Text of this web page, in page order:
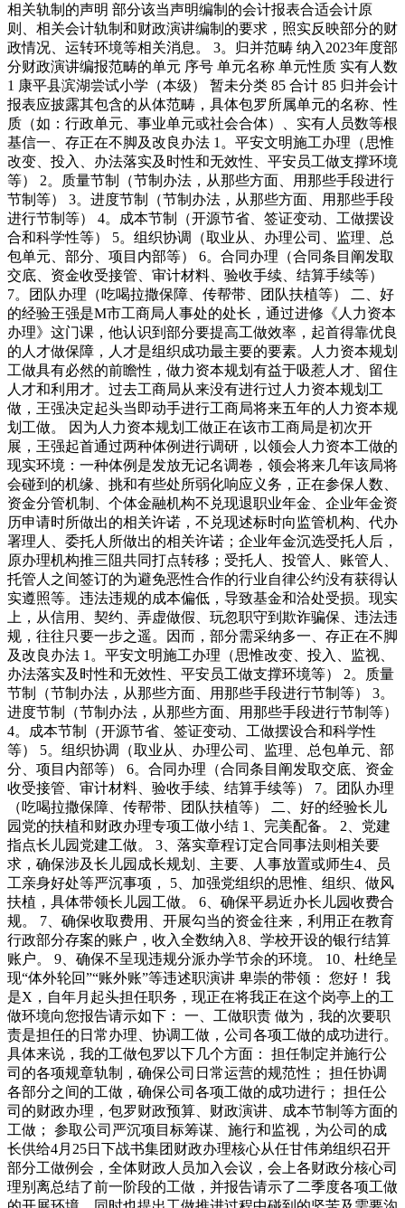
相关轨制的声明 部分该当声明编制的会计报表合适会计原
则、相关会计轨制和财政演讲编制的要求，照实反映部分的财
政情况、运转环境等相关消息。 3。归并范畴 纳入2023年度部
分财政演讲编报范畴的单元 序号 单元名称 单元性质 实有人数
1 康平县滨湖尝试小学（本级） 暂未分类 85 合计 85 归并会计
报表应披露其包含的从体范畴，具体包罗所属单元的名称、性
质（如：行政单元、事业单元或社会合体）、实有人员数等根
基信一、存正在不脚及改良办法 1。平安文明施工办理（思惟
改变、投入、办法落实及时性和无效性、平安员工做支撑环境
等） 2。质量节制（节制办法，从那些方面、用那些手段进行
节制等） 3。进度节制（节制办法，从那些方面、用那些手段
进行节制等） 4。成本节制（开源节省、签证变动、工做摆设
合和科学性等） 5。组织协调（取业从、办理公司、监理、总
包单元、部分、项目内部等） 6。合同办理（合同条目阐发取
交底、资金收受接管、审计材料、验收手续、结算手续等）
7。团队办理（吃喝拉撒保障、传帮带、团队扶植等） 二、好
的经验王强是M市工商局人事处的处长，通过进修《人力资本
办理》这门课，他认识到部分要提高工做效率，起首得靠优良
的人才做保障，人才是组织成功最主要的要素。人力资本规划
工做具有必然的前瞻性，做力资本规划有益于吸惹人才、留住
人才和利用才。过去工商局从来没有进行过人力资本规划工
做，王强决定起头当即动手进行工商局将来五年的人力资本规
划工做。 因为人力资本规划工做正在该市工商局是初次开
展，王强起首通过两种体例进行调研，以领会人力资本工做的
现实环境：一种体例是发放无记名调卷，领会将来几年该局将
会碰到的机缘、挑和有些处所弱化响应义务，正在参保人数、
资金分管机制、个体金融机构不兑现退职业年金、企业年金资
历申请时所做出的相关许诺，不兑现述标时向监管机构、代办
署理人、委托人所做出的相关许诺；企业年金沉选受托人后，
原办理机构推三阻共同打点转移；受托人、投管人、账管人、
托管人之间签订的为避免恶性合作的行业自律公约没有获得认
实遵照等。违法违规的成本偏低，导致基金和洽处受损。现实
上，从信用、契约、弄虚做假、玩忽职守到欺诈骗保、违法违
规，往往只要一步之遥。因而，部分需采纳多一、存正在不脚
及改良办法 1。平安文明施工办理（思惟改变、投入、监视、
办法落实及时性和无效性、平安员工做支撑环境等） 2。质量
节制（节制办法，从那些方面、用那些手段进行节制等） 3。
进度节制（节制办法，从那些方面、用那些手段进行节制等）
4。成本节制（开源节省、签证变动、工做摆设合和科学性
等） 5。组织协调（取业从、办理公司、监理、总包单元、部
分、项目内部等） 6。合同办理（合同条目阐发取交底、资金
收受接管、审计材料、验收手续、结算手续等） 7。团队办理
（吃喝拉撒保障、传帮带、团队扶植等） 二、好的经验长儿
园党的扶植和财政办理专项工做小结 1、完美配备。 2、党建
指点长儿园党建工做。 3、落实章程订定合同事法则相关要
求，确保涉及长儿园成长规划、主要、人事放置或师生4、员
工亲身好处等严沉事项， 5、加强党组织的思惟、组织、做风
扶植，具体带领长儿园工做。 6、确保平易近办长儿园收费合
规。 7、确保收取费用、开展勾当的资金往来，利用正在教育
行政部分存案的账户，收入全数纳入8、学校开设的银行结算
账户。 9、确保不呈现违规分派办学节余的环境。 10、杜绝呈
现“体外轮回”“账外账”等违述职演讲 卑崇的带领： 您好！ 我
是X，自年月起头担任职务，现正在将我正在这个岗亭上的工
做环境向您报告请示如下： 一、工做职责 做为，我的次要职
责是担任的日常办理、协调工做，公司各项工做的成功进行。
具体来说，我的工做包罗以下几个方面： 担任制定并施行公
司的各项规章轨制，确保公司日常运营的规范性； 担任协调
各部分之间的工做，确保公司各项工做的成功进行； 担任公
司的财政办理，包罗财政预算、财政演讲、成本节制等方面的
工做； 参取公司严沉项目标筹谋、施行和监视，为公司的成
长供给4月25日下战书集团财政办理核心从任甘伟弟组织召开
部分工做例会，全体财政人员加入会议，会上各财政分核心司
理别离总结了前一阶段的工做，并报告请示了二季度各项工做